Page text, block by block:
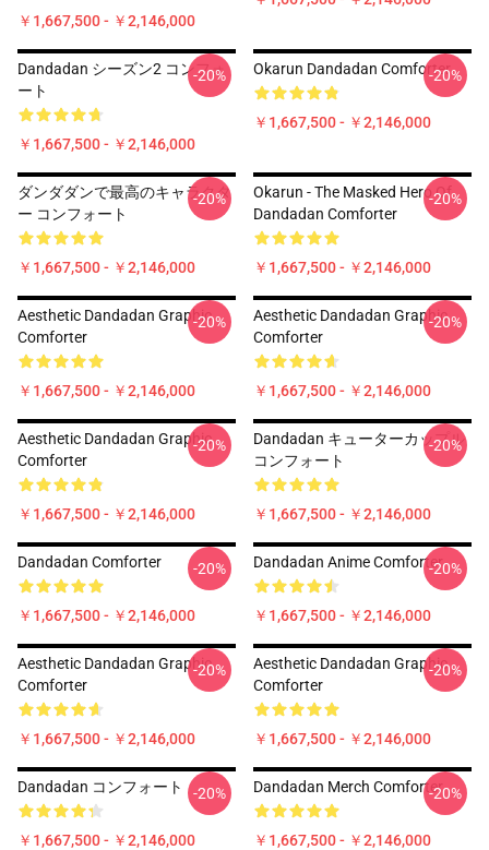
￥1,667,500 - ￥2,146,000
Dandadan シーズン2 コンフォ
ート
￥1,667,500 - ￥2,146,000
-20% Okarun Dandadan Comforter
￥1,667,500 - ￥2,146,000
-20%
ダンダダンで最高のキャラクタ
ー コンフォート
￥1,667,500 - ￥2,146,000
-20%
Okarun - The Masked Hero Of
Dandadan Comforter
￥1,667,500 - ￥2,146,000
-20%
Aesthetic Dandadan Graphic
Comforter
￥1,667,500 - ￥2,146,000
-20%
Aesthetic Dandadan Graphic
Comforter
￥1,667,500 - ￥2,146,000
-20%
Aesthetic Dandadan Graphic
Comforter
￥1,667,500 - ￥2,146,000
-20%
Dandadan キューターカップル
コンフォート
￥1,667,500 - ￥2,146,000
-20%
Dandadan Comforter
￥1,667,500 - ￥2,146,000
-20% Dandadan Anime Comforter
￥1,667,500 - ￥2,146,000
-20%
Aesthetic Dandadan Graphic
Comforter
￥1,667,500 - ￥2,146,000
-20%
Aesthetic Dandadan Graphic
Comforter
￥1,667,500 - ￥2,146,000
-20%
Dandadan コンフォート
￥1,667,500 - ￥2,146,000
-20% Dandadan Merch Comforter
￥1,667,500 - ￥2,146,000
-20%